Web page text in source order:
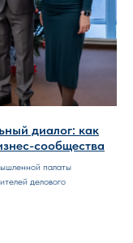
диалог: как
сообщества
палаты
делового